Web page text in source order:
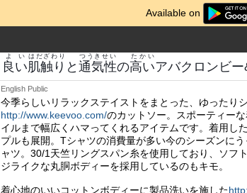
Available on
良い
よい
肌触り
はだざわり
と 通気性
つうきせい
の高い
たかい
アバクロンビ
English Public
今季らしいリラックステイストをまとった、ゆったり
http://www.keevoo.com/のカットソー。スポーティー
イルまで幅広くハマってくれるアイテムです。着用し
プルも展開。Tシャツの消費量が多い今のシーズンに
ャツ。30/1天竺リングスパン糸を使用しており、ソフ
ジライクな丸胴ボディーを採用しているのもキモ。
着心地のいいコットンボディーに製品洗いを施した